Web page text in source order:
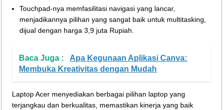
Touchpad-nya memfasilitasi navigasi yang lancar,
menjadikannya pilihan yang sangat baik untuk multitasking,
dijual dengan harga 3,9 juta Rupiah.
Baca Juga :
Apa Kegunaan Aplikasi Canva:
Membuka Kreativitas dengan Mudah
Laptop Acer menyediakan berbagai pilihan laptop yang
terjangkau dan berkualitas, memastikan kinerja yang baik